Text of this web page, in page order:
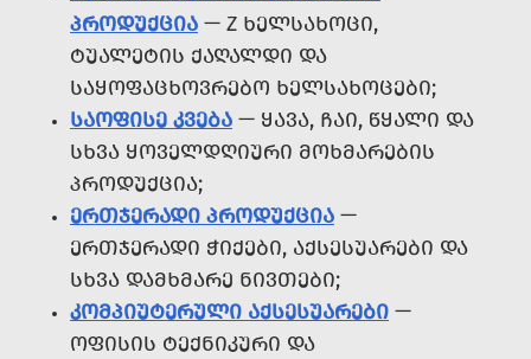
ᲞᲠᲝᲓᲣᲥᲪᲘᲐ — Z ᲮᲔᲚᲡᲐᲮᲝᲪᲘ,
ᲢᲣᲐᲚᲔᲢᲘᲡ ᲥᲐᲦᲐᲚᲓᲘ ᲓᲐ
ᲡᲐᲧᲝᲤᲐᲪᲮᲝᲕᲠᲔᲑᲝ ᲮᲔᲚᲡᲐᲮᲝᲪᲔᲑᲘ;
ᲡᲐᲝᲤᲘᲡᲔ ᲙᲕᲔᲑᲐ — ᲧᲐᲕᲐ, ᲩᲐᲘ, ᲬᲧᲐᲚᲘ ᲓᲐ
ᲡᲮᲕᲐ ᲧᲝᲕᲔᲚᲓᲦᲘᲣᲠᲘ ᲛᲝᲮᲛᲐᲠᲔᲑᲘᲡ
ᲞᲠᲝᲓᲣᲥᲪᲘᲐ;
ᲔᲠᲗᲯᲔᲠᲐᲓᲘ ᲞᲠᲝᲓᲣᲥᲪᲘᲐ —
ᲔᲠᲗᲯᲔᲠᲐᲓᲘ ᲭᲘᲥᲔᲑᲘ, ᲐᲥᲡᲔᲡᲣᲐᲠᲔᲑᲘ ᲓᲐ
ᲡᲮᲕᲐ ᲓᲐᲛᲮᲛᲐᲠᲔ ᲜᲘᲕᲗᲔᲑᲘ;
ᲙᲝᲛᲞᲘᲣᲢᲔᲠᲣᲚᲘ ᲐᲥᲡᲔᲡᲣᲐᲠᲔᲑᲘ —
ᲝᲤᲘᲡᲘᲡ ᲢᲔᲥᲜᲘᲙᲣᲠᲘ ᲓᲐ